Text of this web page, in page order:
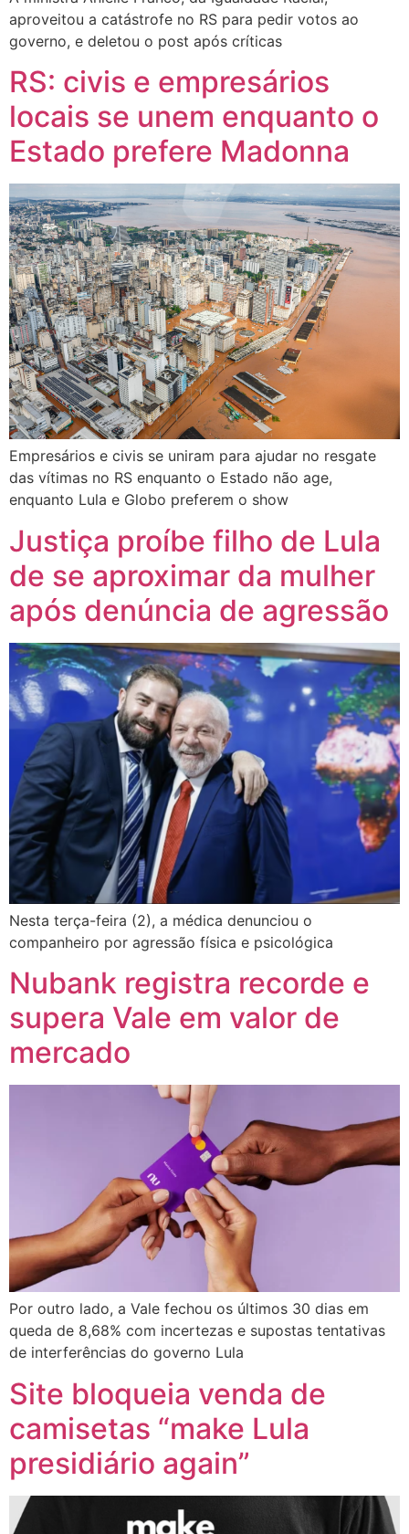
aproveitou a catástrofe no RS para pedir votos ao
governo, e deletou o post após críticas
RS: civis e empresários
locais se unem enquanto o
Estado prefere Madonna
Empresários e civis se uniram para ajudar no resgate
das vítimas no RS enquanto o Estado não age,
enquanto Lula e Globo preferem o show
Justiça proíbe filho de Lula
de se aproximar da mulher
após denúncia de agressão
Nesta terça-feira (2), a médica denunciou o
companheiro por agressão física e psicológica
Nubank registra recorde e
supera Vale em valor de
mercado
Por outro lado, a Vale fechou os últimos 30 dias em
queda de 8,68% com incertezas e supostas tentativas
de interferências do governo Lula
Site bloqueia venda de
camisetas “make Lula
presidiário again”